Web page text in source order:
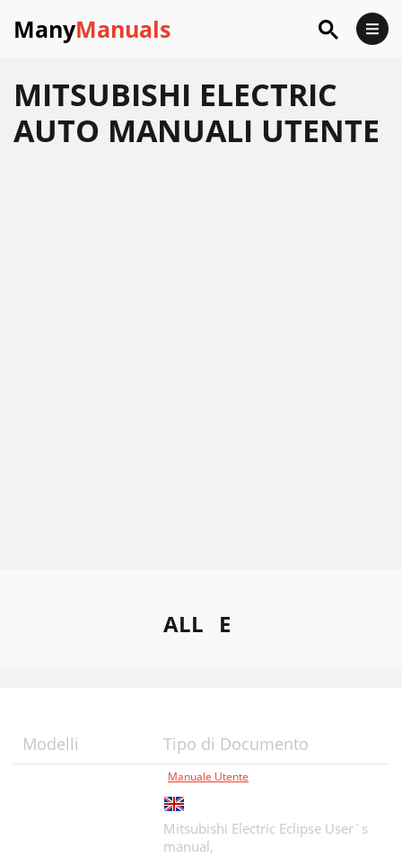
ManyManuals
MITSUBISHI ELECTRIC
AUTO MANUALI UTENTE
ALL E
Modelli Tipo di Documento
Manuale Utente
Mitsubishi Electric Eclipse User`s
manual,